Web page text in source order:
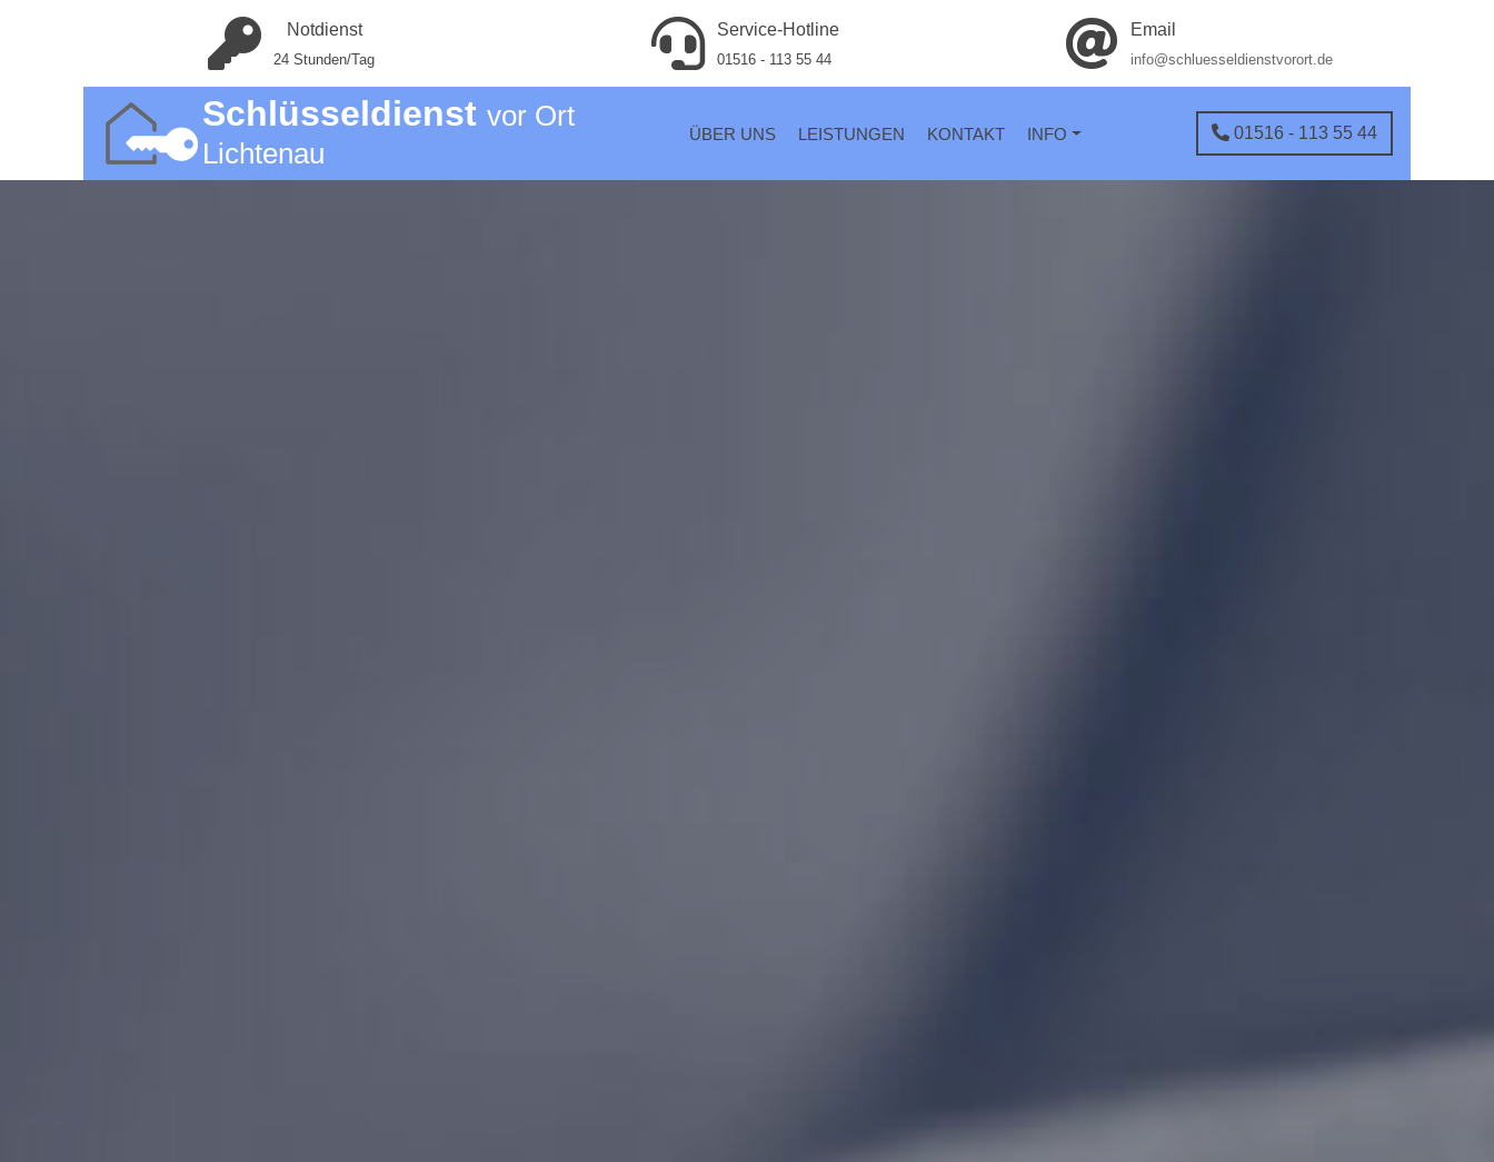
Notdienst
24 Stunden/Tag
Service-Hotline
01516 - 113 55 44
Email
info@schluesseldienstvorort.de
Schlüsseldienst vor Ort
Lichtenau
ÜBER UNS LEISTUNGEN KONTAKT INFO 01516 - 113 55 44